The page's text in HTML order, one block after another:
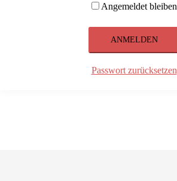
Angemeldet bleiben
Passwort zurücksetzen